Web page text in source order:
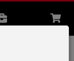
B2B Beratung
- 3360